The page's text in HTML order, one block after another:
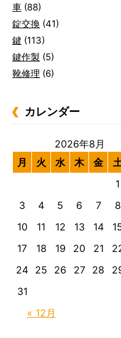
車 (88)
錠交換 (41)
鍵 (113)
鍵作製 (5)
靴修理 (6)
カレンダー
2026年8月
月
火 水 木 金
« 12月
1
3
4 5 6 7 8
10
11 12 13 14
17
18 19 20 21
24 25 26 27 28
31